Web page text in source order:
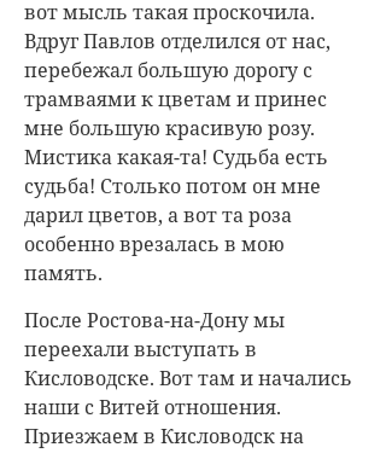
вот мысль такая проскочила.
Вдруг Павлов отделился от нас,
перебежал большую дорогу с
трамваями к цветам и принес
мне большую красивую розу.
Мистика какая-та! Судьба есть
судьба! Столько потом он мне
дарил цветов, а вот та роза
особенно врезалась в мою
память.
После Ростова-на-Дону мы
переехали выступать в
Кисловодске. Вот там и начались
наши с Витей отношения.
Приезжаем в Кисловодск на